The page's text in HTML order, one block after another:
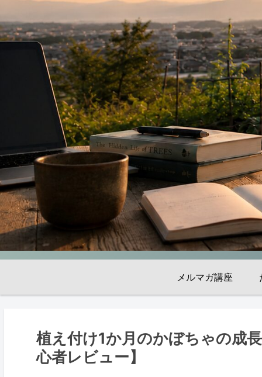
メルマガ講座
植え付け1か月のかぼちゃの成
心者レビュー】